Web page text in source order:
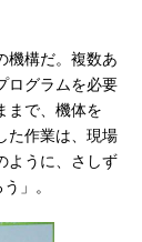
機構だ。複数あ
ログラムを必要
まで、機体を
た作業は、現場
ように、さしず
」。